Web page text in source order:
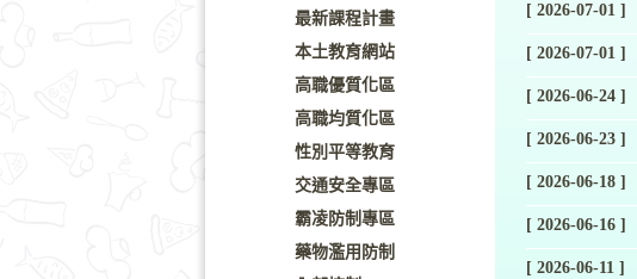
最新課程計畫
本土教育網站
高職優質化區
高職均質化區
性別平等教育
交通安全專區
霸凌防制專區
藥物濫用防制
[ 2026-07-01 ]
[ 2026-07-01 ]
[ 2026-06-24 ]
[ 2026-06-23 ]
[ 2026-06-18 ]
[ 2026-06-16 ]
[ 2026-06-11 ]